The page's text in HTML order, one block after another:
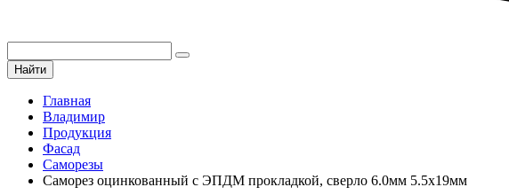
Найти
Главная
Владимир
Продукция
Фасад
Саморезы
Саморез оцинкованный с ЭПДМ прокладкой, сверло 6.0мм 5.5х19мм